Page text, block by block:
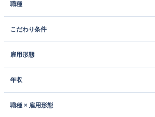
職種
こだわり条件
雇用形態
年収
職種 × 雇用形態